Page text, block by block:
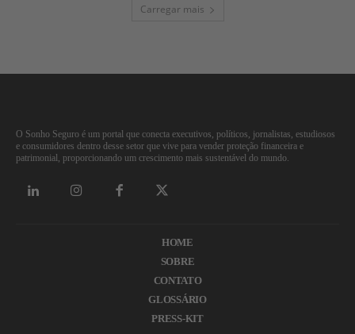
Carregar mais
O Sonho Seguro é um portal que conecta executivos, políticos, jornalistas, estudiosos
e consumidores dentro desse setor que vive para vender proteção financeira e
patrimonial, proporcionando um crescimento mais sustentável do mundo.
HOME
SOBRE
CONTATO
GLOSSÁRIO
PRESS-KIT